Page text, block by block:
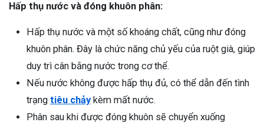
Hấp thụ nước và đóng khuôn phân:
Hấp thụ nước và một số khoáng chất, cũng như đóng
khuôn phân. Đây là chức năng chủ yếu của ruột già, giúp
duy trì cân bằng nước trong cơ thể.
Nếu nước không được hấp thụ đủ, có thể dẫn đến tình
trạng tiêu chảykèm mất nước.
Phân sau khi được đóng khuôn sẽ chuyển xuống